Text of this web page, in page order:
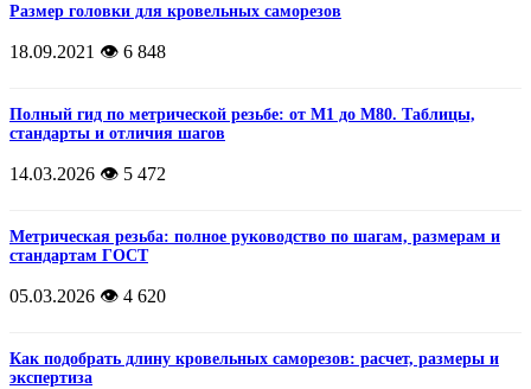
Размер головки для кровельных саморезов
18.09.2021 👁️ 6 848
Полный гид по метрической резьбе: от М1 до М80. Таблицы,
стандарты и отличия шагов
14.03.2026 👁️ 5 472
Метрическая резьба: полное руководство по шагам, размерам и
стандартам ГОСТ
05.03.2026 👁️ 4 620
Как подобрать длину кровельных саморезов: расчет, размеры и
экспертиза